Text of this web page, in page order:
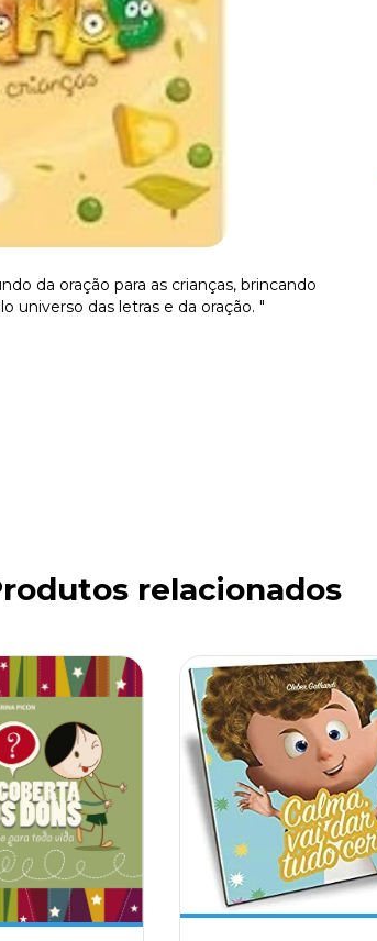
da oração para as crianças, brincando
universo das letras e da oração. "
relacionados